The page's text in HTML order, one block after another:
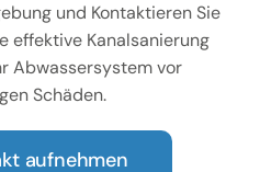
und Kontaktieren Sie
effektive Kanalsanierung
Abwassersystem vor
Schäden.
aufnehmen